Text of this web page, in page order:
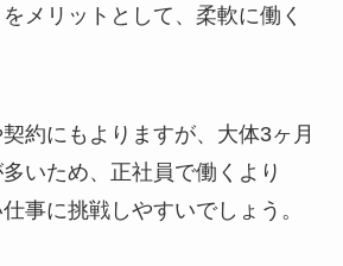
メリットとして、柔軟に働く
約にもよりますが、大体3ヶ月
いため、正社員で働くより
事に挑戦しやすいでしょう。